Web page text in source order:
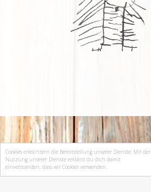
Cookies erleichtern die Bereitstellung unserer Dienste. Mit der
Nutzung unserer Dienste erklärst du dich damit
einverstanden, dass wir Cookies verwenden.